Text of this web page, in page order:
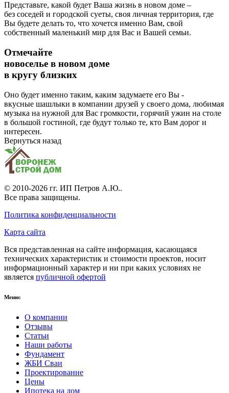
Представьте, какой будет Ваша жизнь в новом доме –
без соседей и городской суеты, своя личная территория, где
Вы будете делать то, что хочется именно Вам, свой
собственный маленький мир для Вас и Вашей семьи.
Отмечайте
новоселье в новом доме
в кругу близких
Оно будет именно таким, каким задумаете его Вы -
вкусные шашлыки в компании друзей у своего дома, любимая
музыка на нужной для Вас громкости, горячий ужин на столе
в большой гостиной, где будут только те, кто Вам дорог и
интересен.
Вернуться назад
© 2010-2026 гг. ИП Петров А.Ю..
Все права защищены.
Политика конфиденциальности
Карта сайта
Вся представленная на сайте информация, касающаяся
технических характеристик и стоимости проектов, носит
информационный характер и ни при каких условиях не
является публичной офертой
Меню:
О компании
Отзывы
Статьи
Наши работы
Фундамент
ЖБИ Сваи
Проектирование
Цены
Ипотека на дом